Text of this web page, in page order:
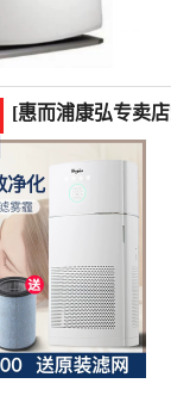
[惠而浦康弘专卖
元